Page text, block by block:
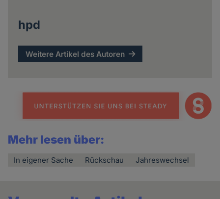
hpd
Weitere Artikel des Autoren
Mehr lesen über:
In eigener Sache Rückschau Jahreswechsel